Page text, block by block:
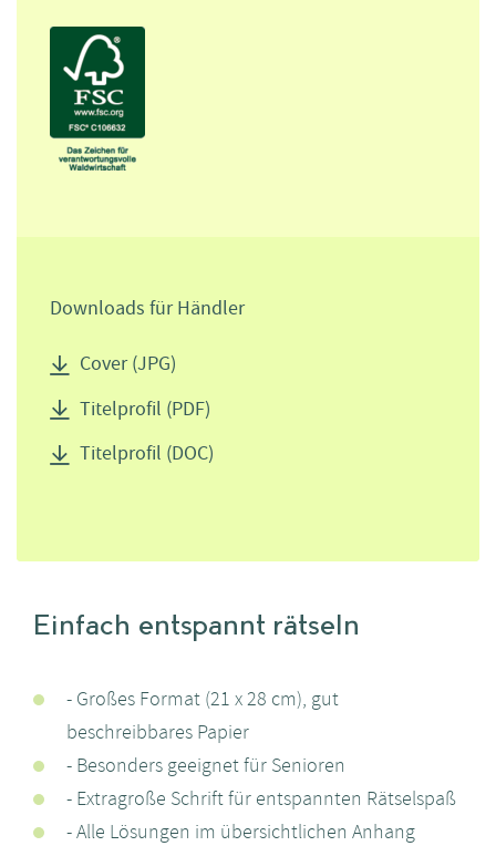
Downloads für Händler
Cover (JPG)
Titelprofil (PDF)
Titelprofil (DOC)
Einfach entspannt rätseln
- Großes Format (21 x 28 cm), gut
beschreibbares Papier
- Besonders geeignet für Senioren
- Extragroße Schrift für entspannten Rätselspaß
- Alle Lösungen im übersichtlichen Anhang